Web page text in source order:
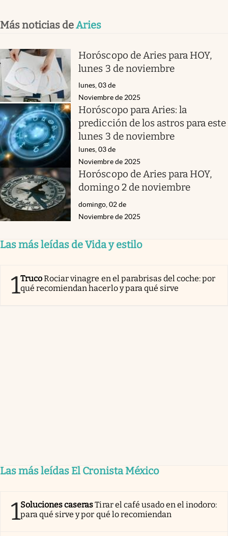
Más noticias deAries
Horóscopo de Aries para HOY,
lunes 3 de noviembre
lunes, 03 de
Noviembre de 2025
Horóscopo para Aries: la
predicción de los astros para este
lunes 3 de noviembre
lunes, 03 de
Noviembre de 2025
Horóscopo de Aries para HOY,
domingo 2 de noviembre
domingo, 02 de
Noviembre de 2025
Las más leídas de Vida y estilo
1TrucoRociar vinagre en el parabrisas del coche: por
qué recomiendan hacerlo y para qué sirve
Las más leídas El Cronista México
1Soluciones caserasTirar el café usado en el inodoro:
para qué sirve y por qué lo recomiendan